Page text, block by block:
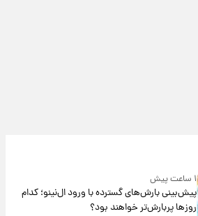
۱ ساعت پیش
پیش‌بینی بارش‌های گسترده با ورود ال‌نینو؛ کدام
روزها پربارش‌تر خواهند بود؟